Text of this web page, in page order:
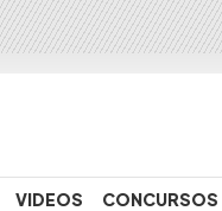
VIDEOS CONCURSOS